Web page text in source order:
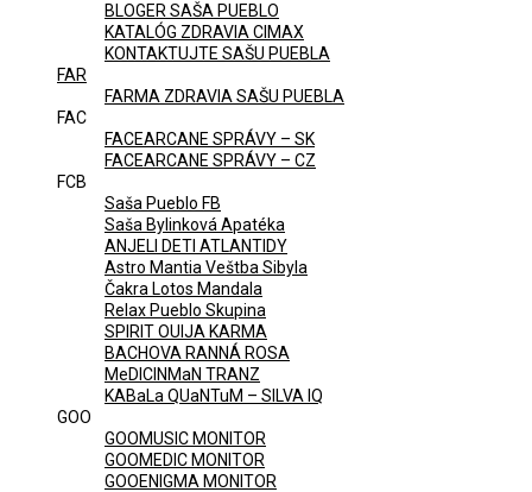
BLOGER SAŠA PUEBLO
KATALÓG ZDRAVIA CIMAX
KONTAKTUJTE SAŠU PUEBLA
FAR
FARMA ZDRAVIA SAŠU PUEBLA
FAC
FACEARCANE SPRÁVY – SK
FACEARCANE SPRÁVY – CZ
FCB
Saša Pueblo FB
Saša Bylinková Apatéka
ANJELI DETI ATLANTIDY
Astro Mantia Veštba Sibyla
Čakra Lotos Mandala
Relax Pueblo Skupina
SPIRIT OUIJA KARMA
BACHOVA RANNÁ ROSA
MeDICINMaN TRANZ
KABaLa QUaNTuM – SILVA IQ
GOO
GOOMUSIC MONITOR
GOOMEDIC MONITOR
GOOENIGMA MONITOR